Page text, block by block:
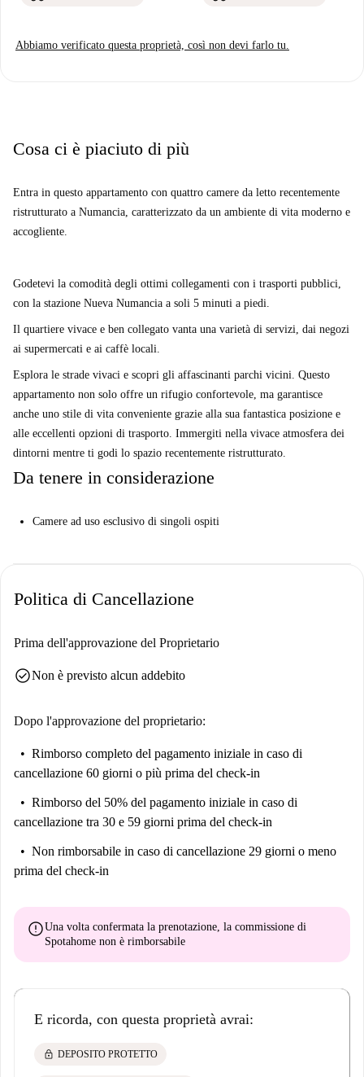
Abbiamo verificato questa proprietà, così non devi farlo tu.
Cosa ci è piaciuto di più
Entra in questo appartamento con quattro camere da letto recentemente
ristrutturato a Numancia, caratterizzato da un ambiente di vita moderno e
accogliente.
Godetevi la comodità degli ottimi collegamenti con i trasporti pubblici,
con la stazione Nueva Numancia a soli 5 minuti a piedi.
Il quartiere vivace e ben collegato vanta una varietà di servizi, dai negozi
ai supermercati e ai caffè locali.
Esplora le strade vivaci e scopri gli affascinanti parchi vicini. Questo
appartamento non solo offre un rifugio confortevole, ma garantisce
anche uno stile di vita conveniente grazie alla sua fantastica posizione e
alle eccellenti opzioni di trasporto. Immergiti nella vivace atmosfera dei
dintorni mentre ti godi lo spazio recentemente ristrutturato.
Da tenere in considerazione
Camere ad uso esclusivo di singoli ospiti
Politica di Cancellazione
Prima dell'approvazione del Proprietario
check_circleNon è previsto alcun addebito
Dopo l'approvazione del proprietario:
Rimborso completo del pagamento iniziale in caso di
cancellazione 60 giorni o più prima del check-in
Rimborso del 50% del pagamento iniziale in caso di
cancellazione tra 30 e 59 giorni prima del check-in
Non rimborsabile in caso di cancellazione 29 giorni o meno
prima del check-in
errorUna volta confermata la prenotazione, la commissione di
Spotahome non è rimborsabile
E ricorda, con questa proprietà avrai:
lock DEPOSITO PROTETTO